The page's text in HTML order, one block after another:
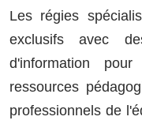
Les régies
exclusifs avec
d'information
ressources
professionnels de